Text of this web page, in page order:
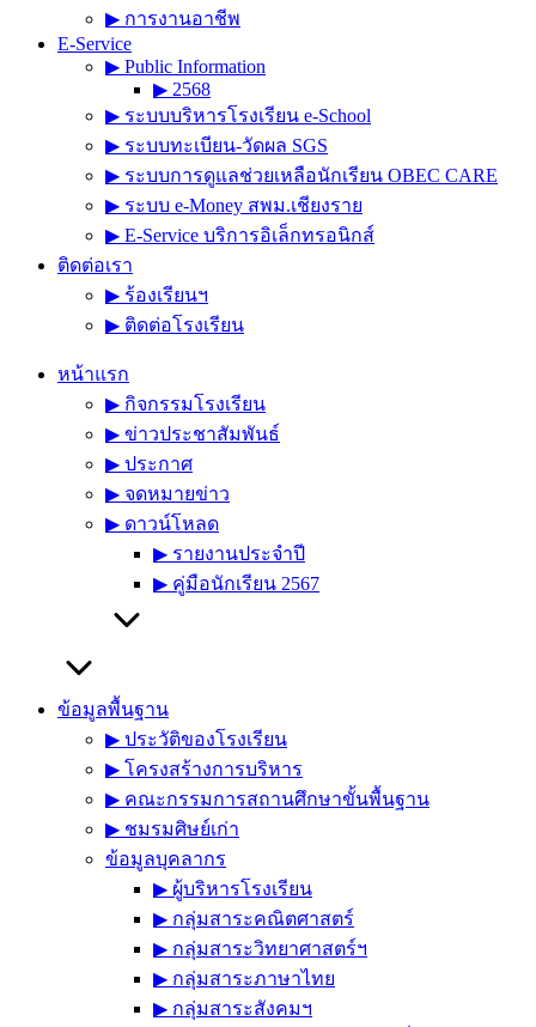
▶︎ การงานอาชีพ
E-Service
▶︎ Public Information
▶︎ 2568
▶︎ ระบบบริหารโรงเรียน e-School
▶︎ ระบบทะเบียน-วัดผล SGS
▶︎ ระบบการดูแลช่วยเหลือนักเรียน OBEC CARE
▶︎ ระบบ e-Money สพม.เชียงราย
▶︎ E-Service บริการอิเล็กทรอนิกส์
ติดต่อเรา
▶︎ ร้องเรียนฯ
▶︎ ติดต่อโรงเรียน
หน้าแรก
▶︎ กิจกรรมโรงเรียน
▶︎ ข่าวประชาสัมพันธ์
▶︎ ประกาศ
▶︎ จดหมายข่าว
▶︎ ดาวน์โหลด
▶︎ รายงานประจำปี
▶︎ คู่มือนักเรียน 2567
ข้อมูลพื้นฐาน
▶︎ ประวัติของโรงเรียน
▶︎ โครงสร้างการบริหาร
▶︎ คณะกรรมการสถานศึกษาขั้นพื้นฐาน
▶︎ ชมรมศิษย์เก่า
ข้อมูลบุคลากร
▶︎ ผู้บริหารโรงเรียน
▶︎ กลุ่มสาระคณิตศาสตร์
▶︎ กลุ่มสาระวิทยาศาสตร์ฯ
▶︎ กลุ่มสาระภาษาไทย
▶︎ กลุ่มสาระสังคมฯ